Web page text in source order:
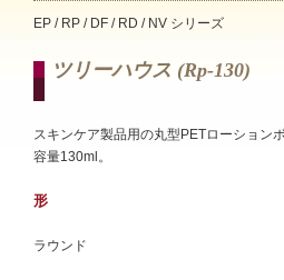
EP / RP / DF / RD / NV シリーズ
ツリーハウス (rp-130)
スキンケア製品用の丸型PETローションボ
容量130ml。
形
ラウンド